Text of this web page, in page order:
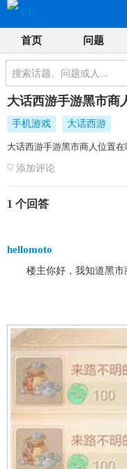
首页 问题
大话西游手游黑市商
手机游戏 大话西游
大话西游手游黑市商人位置
添加评论
1 个回答
hellomoto
楼主你好，我知道黑市